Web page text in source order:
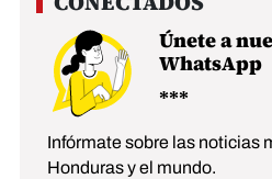
Únete a
WhatsApp
Infórmate sobre las noticias
Honduras y el mundo.